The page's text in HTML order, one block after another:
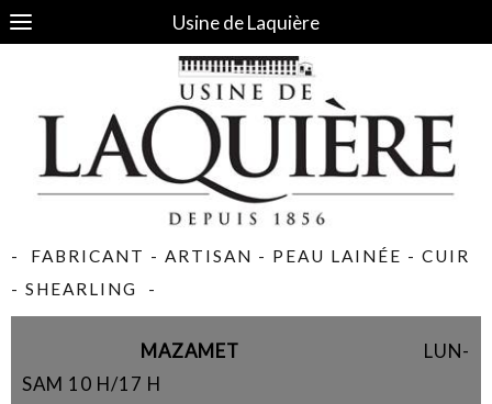
Usine de Laquière
- FABRICANT - ARTISAN - PEAU LAINÉE - CUIR
- SHEARLING -
MAZAMET LUN-
SAM 10 H/17 H